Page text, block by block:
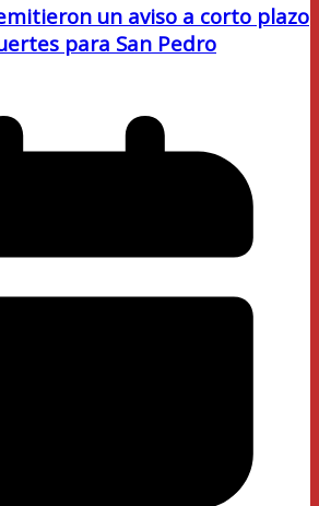
un aviso a corto plazo
para San Pedro